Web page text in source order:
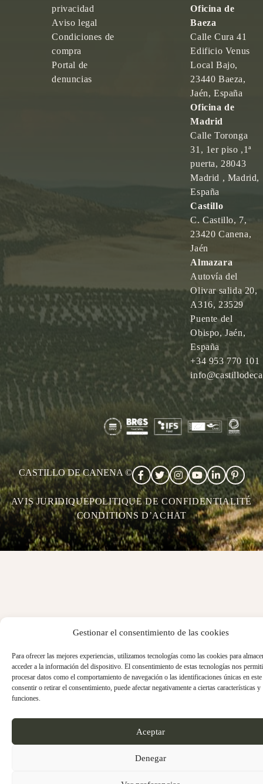
Gestionar el consentimiento de las cookies
Para ofrecer las mejores experiencias, utilizamos tecnologías como las cookies para
acceder a la información del dispositivo. El consentimiento de estas tecnologías nos
procesar datos como el comportamiento de navegación o las identificaciones únicas en
consentir o retirar el consentimiento, puede afectar negativamente a ciertas características y
funciones.
Aceptar
Denegar
privacidad
Aviso legal
Condiciones de
compra
Portal de
denuncias
Oficina de
Baeza
Calle Cura 41
Edificio Venus
Local Bajo,
23440 Baeza,
Jaén, España
Oficina de
Madrid
Calle Toronga
31, 1er piso ,1ª
puerta, 28043
Madrid , Madrid,
España
Castillo
C. Castillo, 7,
23420 Canena,
Jaén
Almazara
Autovía del
Olivar salida 20,
A316, 23529
Puente del
Obispo, Jaén,
España
+34 953 770 101
CASTILLO DE CANENA ©
AVIS JURIDIQUEPOLITIQUE DE CONFIDENTIALITÉ
CONDITIONS D’ACHAT